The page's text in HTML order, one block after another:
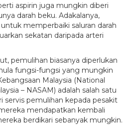
aspirin juga mungkin diberi
darah beku. Adakalanya,
memperbaiki saluran darah
sekatan daripada arteri
pemulihan biasanya diperlukan
fungsi-fungsi yang mungkin
Malaysia (National
– NASAM) adalah salah satu
pemulihan kepada pesakit
mendapatkan kembali
berdikari sebanyak mungkin.